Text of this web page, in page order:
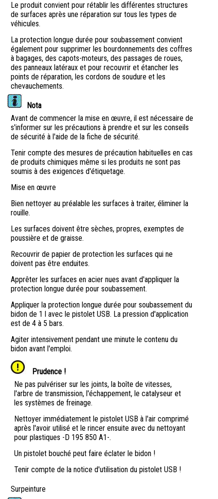
Le produit convient pour rétablir les différentes structures
de surfaces après une réparation sur tous les types de
véhicules.
La protection longue durée pour soubassement convient
également pour supprimer les bourdonnements des coffres
à bagages, des capots-moteurs, des passages de roues,
des panneaux latéraux et pour recouvrir et étancher les
points de réparation, les cordons de soudure et les
chevauchements.
Nota
Avant de commencer la mise en œuvre, il est nécessaire de
s'informer sur les précautions à prendre et sur les conseils
de sécurité à l'aide de la fiche de sécurité.
Tenir compte des mesures de précaution habituelles en cas
de produits chimiques même si les produits ne sont pas
soumis à des exigences d'étiquetage.
Mise en œuvre
Bien nettoyer au préalable les surfaces à traiter, éliminer la
rouille.
Les surfaces doivent être sèches, propres, exemptes de
poussière et de graisse.
Recouvrir de papier de protection les surfaces qui ne
doivent pas être enduites.
Apprêter les surfaces en acier nues avant d'appliquer la
protection longue durée pour soubassement.
Appliquer la protection longue durée pour soubassement du
bidon de 1 l avec le pistolet USB. La pression d'application
est de 4 à 5 bars.
Agiter intensivement pendant une minute le contenu du
bidon avant l'emploi.
Prudence !
Ne pas pulvériser sur les joints, la boîte de vitesses,
l'arbre de transmission, l'échappement, le catalyseur et
les systèmes de freinage.
Nettoyer immédiatement le pistolet USB à l'air comprimé
après l'avoir utilisé et le rincer ensuite avec du nettoyant
pour plastiques -D 195 850 A1-.
Un pistolet bouché peut faire éclater le bidon !
Tenir compte de la notice d'utilisation du pistolet USB !
Surpeinture